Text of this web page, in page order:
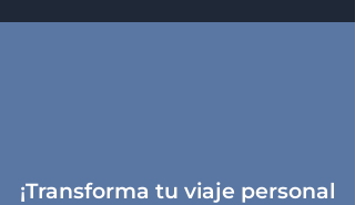
¡Transforma tu viaje personal